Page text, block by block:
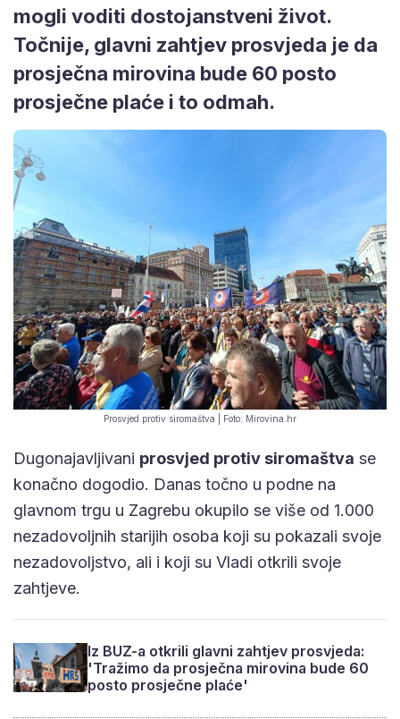
mogli voditi dostojanstveni život.
Točnije, glavni zahtjev prosvjeda je da
prosječna mirovina bude 60 posto
prosječne plaće i to odmah.
Prosvjed protiv siromaštva | Foto: Mirovina.hr
Dugonajavljivani prosvjed protiv siromaštva se
konačno dogodio. Danas točno u podne na
glavnom trgu u Zagrebu okupilo se više od 1.000
nezadovoljnih starijih osoba koji su pokazali svoje
nezadovoljstvo, ali i koji su Vladi otkrili svoje
zahtjeve.
Iz BUZ-a otkrili glavni zahtjev prosvjeda:
'Tražimo da prosječna mirovina bude 60
posto prosječne plaće'